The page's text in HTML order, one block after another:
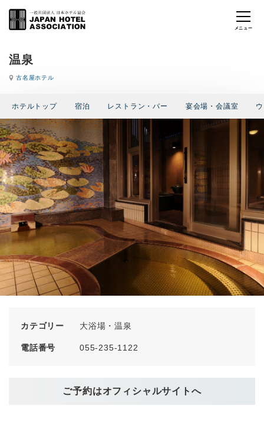
温泉
古名屋ホテル
ホテルトップ 宿泊 レストラン・バー 宴会場・会議室
ご予約はオフィシャルサイトへ
カテゴリー 大浴場・温泉
電話番号 055-235-1122